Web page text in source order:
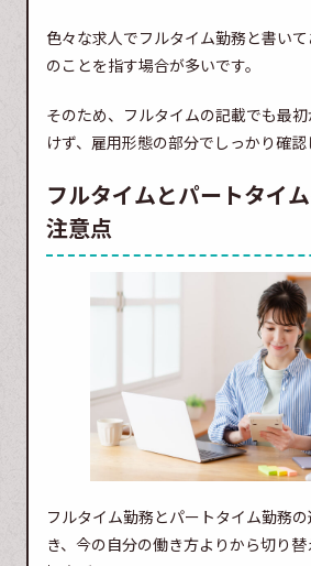
色々な求人でフルタイム勤務と書い
のことを指す場合が多いです。
そのため、フルタイムの記載でも最
けず、雇用形態の部分でしっかり確認
フルタイムとパートタイ
注意点
フルタイム勤務とパートタイム勤務
き、今の自分の働き方よりから切り